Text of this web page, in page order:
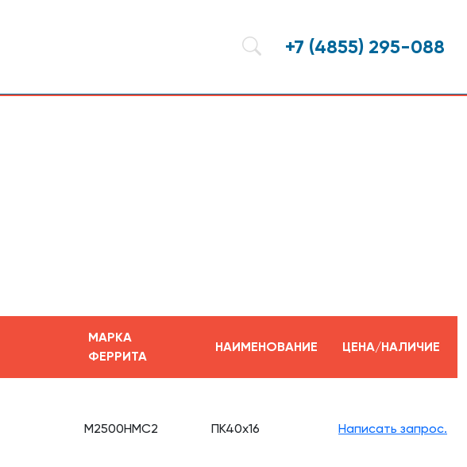
+7 (4855) 295-088
МАРКА
ФЕРРИТА
НАИМЕНОВАНИЕ ЦЕНА/НАЛИЧИЕ
М2500НМС2 ПК40х16 Написать запрос.